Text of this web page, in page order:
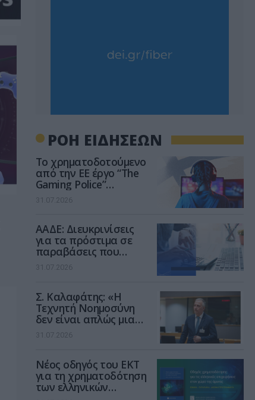
ΡΟΗ ΕΙΔΗΣΕΩΝ
Το χρηματοδοτούμενο
από την ΕΕ έργο “The
Gaming Police”
ενισχύει την ασφάλεια
των παιδιών στο
31.07.2026
ΑΑΔΕ: Διευκρινίσεις
για τα πρόστιμα σε
παραβάσεις που
αφορούν τους ΦΗΜ
31.07.2026
Σ. Καλαφάτης: «Η
Τεχνητή Νοημοσύνη
δεν είναι απλώς μια
νέα τεχνολογία, είναι
μια νέα βιομηχανική
31.07.2026
Νέος οδηγός του ΕΚΤ
για τη χρηματοδότηση
των ελληνικών